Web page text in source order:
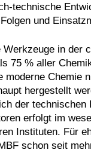
technische
und
in
75 % aller
Chemie
hergestellt
der
erfolgt im
Instituten. Für
schon seit